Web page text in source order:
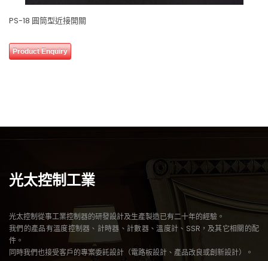
PS-18 圓筒型近接開關
Product Enquiry
光太控制工業
光太控制從事工業控制器的研發設計及生產製造已有二十年的經驗。
我們的產品有溫度控制器、計時器、計數器、溫度計、SSR，及其它相關的配
件。
同時我們也接受客戶的專案委託設計（電路板設計、產品改良或創新設計）。